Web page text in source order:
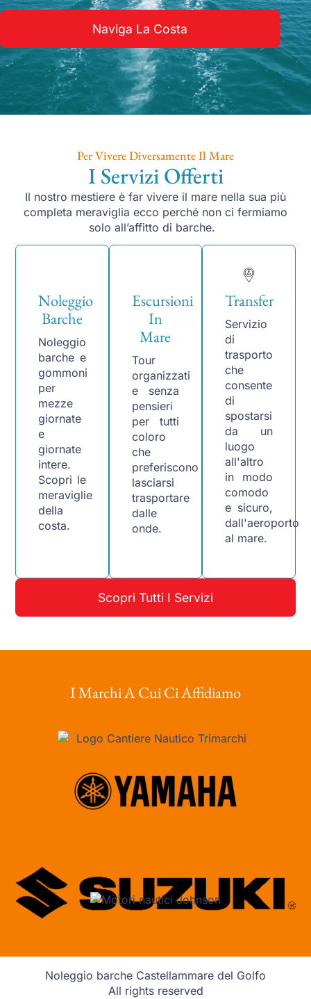
Naviga La Costa
Per Vivere Diversamente Il Mare
I Servizi Offerti
Il nostro mestiere è far vivere il mare nella sua più
completa meraviglia ecco perché non ci fermiamo
solo all’affitto di barche.
Noleggio
Barche
Noleggio
barche e
gommoni
per
mezze
giornate
e
giornate
intere.
Scopri le
meraviglie
della
costa.
Escursioni
In
Mare
Tour
organizzati
e senza
pensieri
per tutti
coloro
che
preferiscono
lasciarsi
trasportare
dalle
onde.
Transfer
Servizio
di
trasporto
che
consente
di
spostarsi
da un
luogo
all'altro
in modo
comodo
e sicuro,
dall'aeroporto
al mare.
Scopri Tutti I Servizi
I Marchi A Cui Ci Affidiamo
Noleggio barche Castellammare del Golfo
All rights reserved